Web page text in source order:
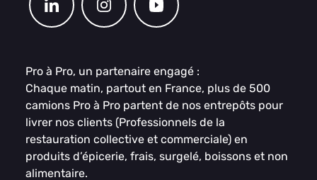
Pro à Pro, un partenaire engagé :
Chaque matin, partout en France, plus de 500
camions Pro à Pro partent de nos entrepôts pour
livrer nos clients (Professionnels de la
restauration collective et commerciale) en
produits d’épicerie, frais, surgelé, boissons et non
alimentaire.